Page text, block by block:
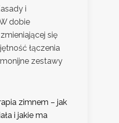
i
dobie
się
łączenia
zestawy
zimnem – jak
i jakie ma